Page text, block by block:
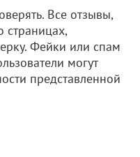
Все отзывы,
страницах,
Фейки или спам
могут
представленной